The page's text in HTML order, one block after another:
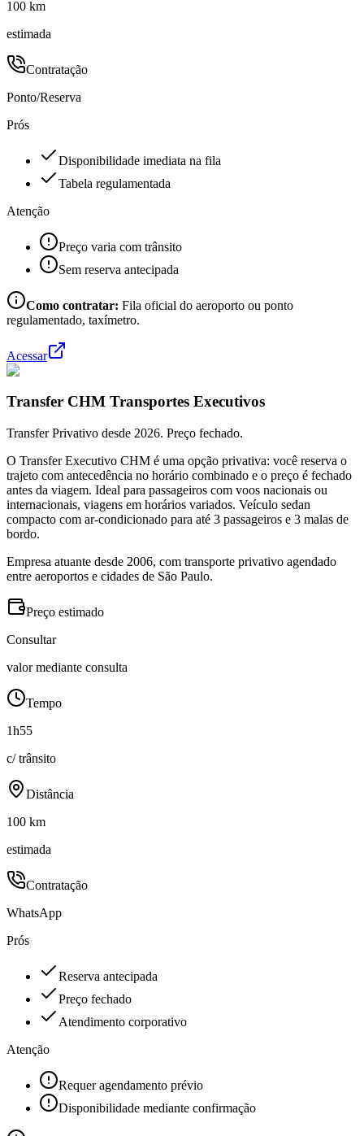
100 km
estimada
Contratação
Ponto/Reserva
Prós
Disponibilidade imediata na fila
Tabela regulamentada
Atenção
Preço varia com trânsito
Sem reserva antecipada
Como contratar: Fila oficial do aeroporto ou ponto
regulamentado, taxímetro.
Acessar
Transfer CHM Transportes Executivos
Transfer Privativo desde 2026. Preço fechado.
O Transfer Executivo CHM é uma opção privativa: você reserva o
trajeto com antecedência no horário combinado e o preço é fechado
antes da viagem. Ideal para passageiros com voos nacionais ou
internacionais, viagens em horários variados. Veículo sedan
compacto com ar-condicionado para até 3 passageiros e 3 malas de
bordo.
Empresa atuante desde 2006, com transporte privativo agendado
entre aeroportos e cidades de São Paulo.
Preço estimado
Consultar
valor mediante consulta
Tempo
1h55
c/ trânsito
Distância
100 km
estimada
Contratação
WhatsApp
Prós
Reserva antecipada
Preço fechado
Atendimento corporativo
Atenção
Requer agendamento prévio
Disponibilidade mediante confirmação